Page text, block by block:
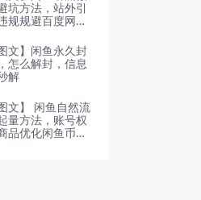
坑方法，站外引
规规避百度网盘
图文】闲鱼永久封
怎么解封，信息
解
图文】 闲鱼自然流
量方法，账号权
品优化闲鱼币曝